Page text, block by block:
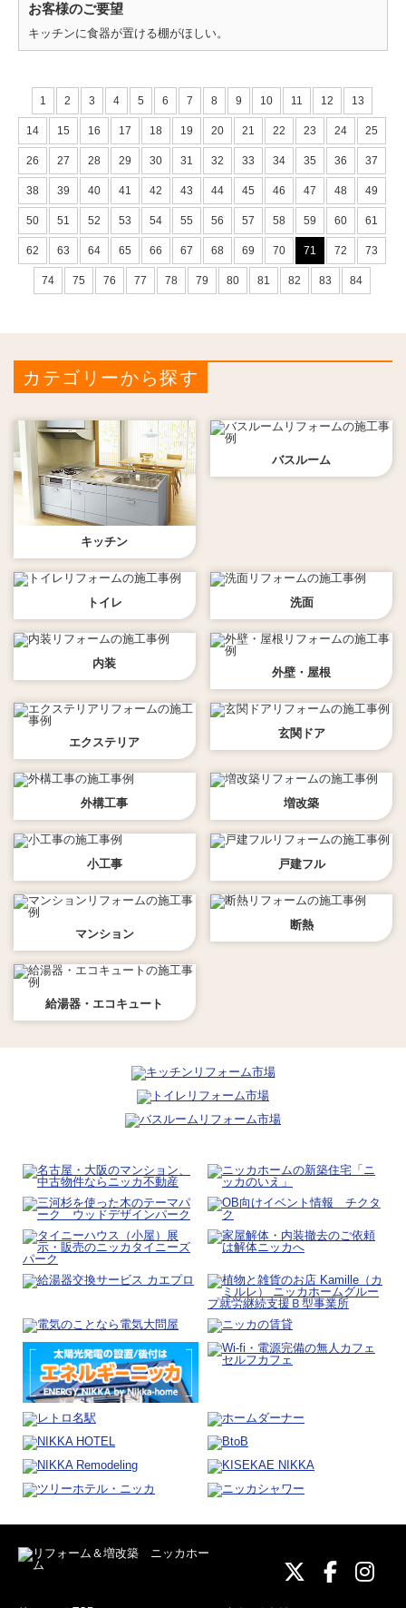
お客様のご要望
キッチンに食器が置ける棚がほしい。
1 2 3 4 5 6 7 8 9 10 11 12 13
14 15 16 17 18 19 20 21 22 23 24 25
26 27 28 29 30 31 32 33 34 35 36 37
38 39 40 41 42 43 44 45 46 47 48 49
50 51 52 53 54 55 56 57 58 59 60 61
62 63 64 65 66 67 68 69 70 71 72 73
74 75 76 77 78 79 80 81 82 83 84
カテゴリーから探す
キッチン
バスルーム
トイレ 洗面
内装
外壁・屋根
エクステリア
玄関ドア
外構工事 増改築
小工事 戸建フル
マンション
断熱
給湯器・エコキュート
ニッカ
ニッニ